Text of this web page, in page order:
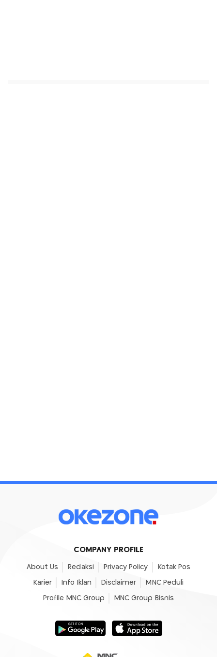
COMPANY PROFILE
About Us Redaksi Privacy Policy Kotak Pos
Karier Info Iklan Disclaimer MNC Peduli
Profile MNC Group MNC Group Bisnis